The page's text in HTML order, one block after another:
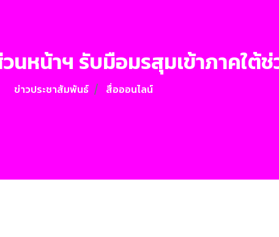
นหน้าฯ รับมือมรสุมเข้าภาคใต้
ข่าวประชาสัมพันธ์ สื่อออนไลน์